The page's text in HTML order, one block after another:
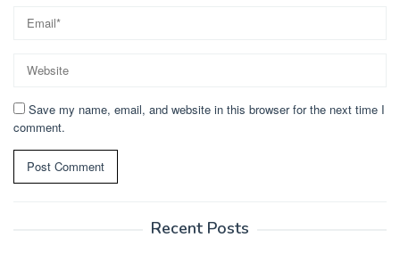
Save my name, email, and website in this browser for the next time I
comment.
Recent Posts